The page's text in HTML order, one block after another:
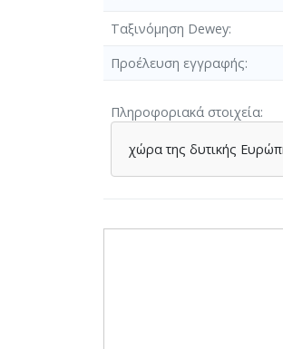
Ταξινόμηση Dewey
Προέλευση εγγραφής
Πληροφοριακά στοιχεία
χώρα της δυτικής